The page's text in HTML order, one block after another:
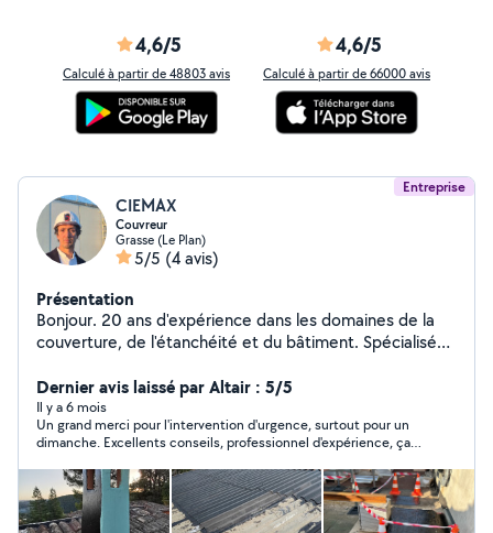
4,6/5
Calculé à partir de 48803 avis
4,6/5
Calculé à partir de 66000 avis
Entreprise
CIEMAX
Couvreur
Grasse (Le Plan)
5/5 (4 avis)
Présentation
Bonjour. 20 ans d'expérience dans les domaines de la
couverture, de l'étanchéité et du bâtiment. Spécialisé
étanchéités liquides à froid. Je me déplace sur toute la
région PACA.
Dernier avis laissé par Altair : 5/5
Il y a 6 mois
Un grand merci pour l'intervention d'urgence, surtout pour un
dimanche. Excellents conseils, professionnel d'expérience, ça